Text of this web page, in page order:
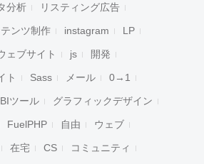
分析 リスティング広告
ンツ制作 instagram LP
ェブサイト js 開発
ト Sass メール 0→1
BIツール グラフィックデザイン
FuelPHP 自由 ウェブ
在宅 CS コミュニティ